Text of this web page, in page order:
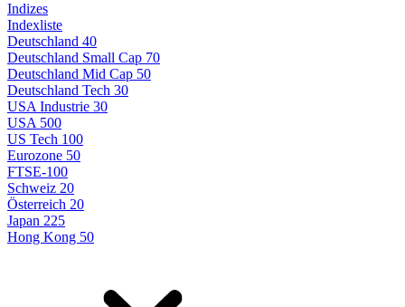
Indizes
Indexliste
Deutschland 40
Deutschland Small Cap 70
Deutschland Mid Cap 50
Deutschland Tech 30
USA Industrie 30
USA 500
US Tech 100
Eurozone 50
FTSE-100
Schweiz 20
Österreich 20
Japan 225
Hong Kong 50